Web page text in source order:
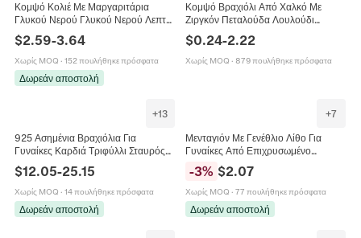
Κομψό Κολιέ Με Μαργαριτάρια
Γλυκού Νερού Γλυκού Νερού Λεπτή
Αλυσίδα Από Ατσάλι Τιτανίου
Γαλλικό Μινιμαλιστικό Στυλ
Κοσμήματα Για Γυναίκες
$2.59-3.64
Χωρίς MOQ · 152 πουλήθηκε πρόσφατα
Δωρεάν αποστολή
Κομψό Βραχιόλι Από Χαλκό Με
Ζιργκόν Πεταλούδα Λουλούδι
Ρυθμιζόμενο Επιχρυσωμένο
Κόσμημα Για Γυναίκες
$0.24-2.22
Χωρίς MOQ · 879 πουλήθηκε πρόσφατα
+13
925 Ασημένια Βραχιόλια Για
Γυναίκες Καρδιά Τριφύλλι Σταυρός
Ματάκι Αστερίας Κοσμήματα
Ωκεανού Μινιμαλιστικά Κομψά
$12.05-25.15
Χωρίς MOQ · 14 πουλήθηκε πρόσφατα
Δωρεάν αποστολή
+7
Μενταγιόν Με Γενέθλιο Λίθο Για
Γυναίκες Από Επιχρυσωμένο
Ανοξείδωτο Ατσάλι 18K Ζιργκόν
Κομψό Κόσμημα Δώρο
-3% $2.07
Χωρίς MOQ · 77 πουλήθηκε πρόσφατα
Δωρεάν αποστολή